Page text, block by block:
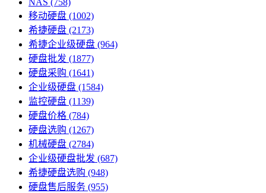
NAS (758)
移动硬盘 (1002)
希捷硬盘 (2173)
希捷企业级硬盘 (964)
硬盘批发 (1877)
硬盘采购 (1641)
企业级硬盘 (1584)
监控硬盘 (1139)
硬盘价格 (784)
硬盘选购 (1267)
机械硬盘 (2784)
企业级硬盘批发 (687)
希捷硬盘选购 (948)
硬盘售后服务 (955)